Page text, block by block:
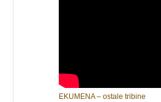
EKUMENA – ostale tribine